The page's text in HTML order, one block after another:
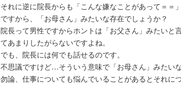
それに逆に院長からも「こんな嫌なことがあって＝＝
ですから、「お母さん」みたいな存在でしょうか？
院長って男性ですからホントは「お父さん」みたいと
てあまりしたがらないですよね。
でも、院長には何でも話せるのです。
不思議ですけど…そういう意味で「お母さん」みたい
勿論、仕事についても悩んでいることがあるとそれに